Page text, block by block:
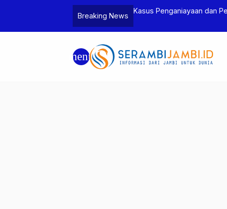
Breaking News
Kasus Penganiayaan dan
menu